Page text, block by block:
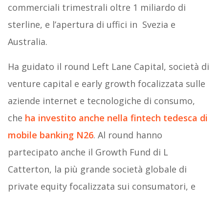
commerciali trimestrali oltre 1 miliardo di
sterline, e l’apertura di uffici in Svezia e
Australia.
Ha guidato il round Left Lane Capital, società di
venture capital e early growth focalizzata sulle
aziende internet e tecnologiche di consumo,
che ha investito anche nella fintech tedesca di
mobile banking N26. Al round hanno
partecipato anche il Growth Fund di L
Catterton, la più grande società globale di
private equity focalizzata sui consumatori, e